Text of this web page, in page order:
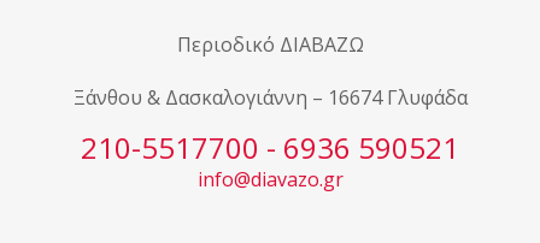
Περιοδικό ΔΙΑΒΑΖΩ
Ξάνθου & Δασκαλογιάννη – 16674 Γλυφάδα
210-5517700 - 6936 590521
info@diavazo.gr